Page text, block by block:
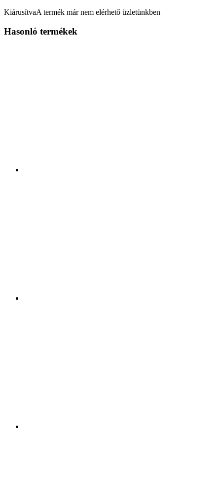
KiárusítvaA termék már nem elérhető üzletünkben
Hasonló termékek